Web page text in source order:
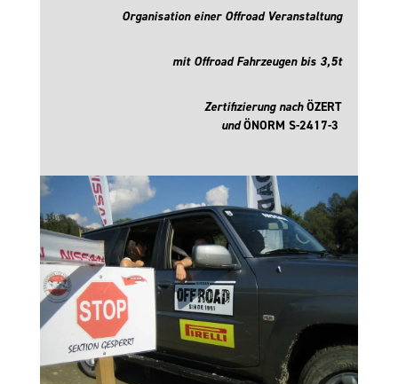
Organisation einer Offroad Veranstaltung
mit Offroad Fahrzeugen bis 3,5t
Zertifizierung nachÖZERT
undÖNORM S-2417-3